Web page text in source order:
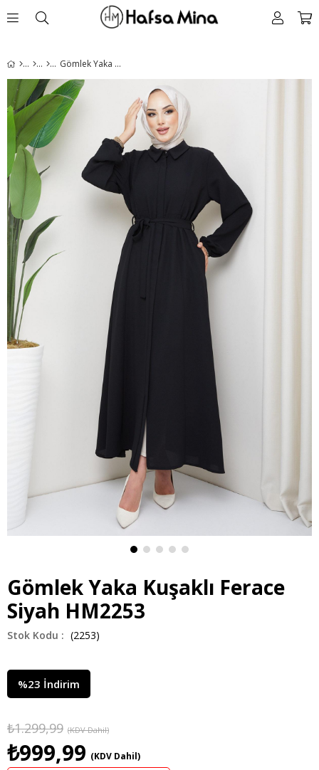
Gömlek Yaka Kuşaklı Ferace Siyah HM2253
Gömlek Yaka Kuşaklı Ferace
Siyah HM2253
(2253)
%23 İndirim
₺1.299,99 (KDV Dahil)
₺999,99 (KDV Dahil)